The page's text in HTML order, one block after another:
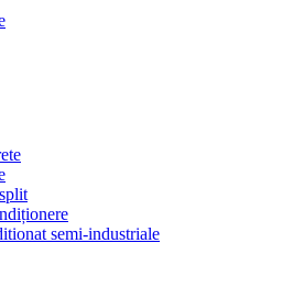
semi-industriale